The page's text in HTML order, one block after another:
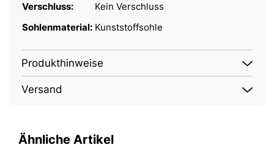
Verschluss:
Kein Verschluss
Sohlenmaterial: Kunststoffsohle
Produkthinweise
Versand
Ähnliche Artikel